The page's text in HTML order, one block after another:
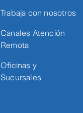
Trabaja con nosotros
Canales Atención
Remota
Oficinas y
Sucursales